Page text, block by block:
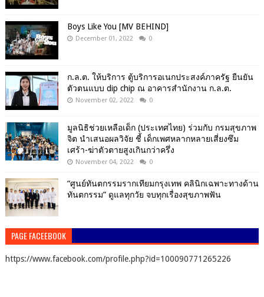
Boys Like You [MV BEHIND]
December 01, 2022 0
ก.ล.ต. ให้บริการ ตู้บริการอเนกประสงค์ภาครัฐ ยืนยัน
ตัวตนแบบ dip chip ณ อาคารสำนักงาน ก.ล.ต.
November 02, 2022 0
มูลนิธิช่วยเหลือเด็ก (ประเทศไทย) ร่วมกับ กรมสุขภาพ
จิต นำเสนอผลวิจัย ชี้ เด็กเพศหลากหลายเสี่ยงซึม
เศร้า-ฆ่าตัวตายสูงเกินกว่าครึ่ง
November 04, 2022 0
“ศูนย์ทันตกรรมรากเทียมกรุงเทพ คลินิกเฉพาะทางด้าน
ทันตกรรม” ดูแลทุกวัย จบทุกเรื่องสุขภาพฟัน
PAGE FACEEBOOK
https://www.facebook.com/profile.php?id=100090771265226